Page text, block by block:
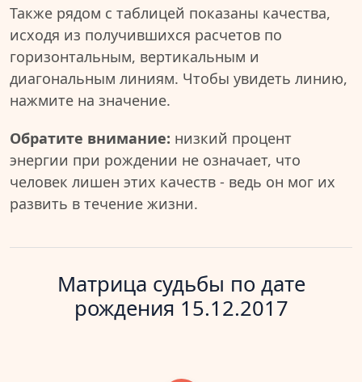
Также рядом с таблицей показаны качества,
исходя из получившихся расчетов по
горизонтальным, вертикальным и
диагональным линиям. Чтобы увидеть линию,
нажмите на значение.
Обратите внимание: низкий процент
энергии при рождении не означает, что
человек лишен этих качеств - ведь он мог их
развить в течение жизни.
Матрица судьбы по дате
рождения 15.12.2017